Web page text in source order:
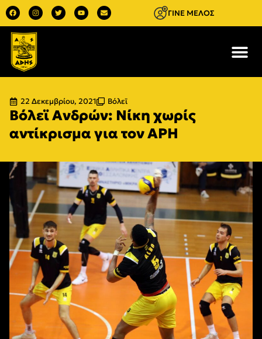
ΓΙΝΕ ΜΕΛΟΣ
22 Δεκεμβρίου, 2021 Βόλεϊ
Βόλεϊ Ανδρών: Νίκη χωρίς
αντίκρισμα για τον ΑΡΗ